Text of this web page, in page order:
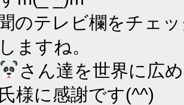
のテレビ欄をチェ
ますね。
さん達を世界に広
様に感謝です(^^)